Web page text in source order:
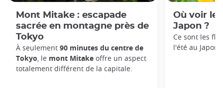
Mont Mitake : escapade
sacrée en montagne près de
Tokyo
À seulement 90 minutes du centre de
Tokyo , le mont Mitake offre un aspect
totalement différent de la capitale.
Où voir
Japon ?
Ce sont les
l'été au Japon !